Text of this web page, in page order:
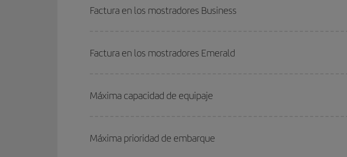
Factura en los mostradores Business
Factura en los mostradores Emerald
Máxima capacidad de equipaje
Máxima prioridad de embarque